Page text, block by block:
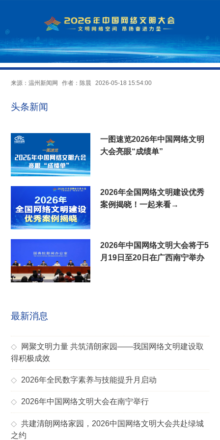
来源：温州新闻网 作者：陈晨 2026-05-18 15:54:00
头条新闻
一图速览2026年中国网络文明
大会亮眼“成绩单”
2026年全国网络文明建设优秀
案例揭晓！一起来看→
2026年中国网络文明大会将于5
月19日至20日在广西南宁举办
最新消息
◇
网聚文明力量 共筑清朗家园——我国网络文明建设取
得积极成效
◇ 2026年全民数字素养与技能提升月启动
◇ 2026年中国网络文明大会在南宁举行
◇ 共建清朗网络家园，2026中国网络文明大会共赴绿城
之约